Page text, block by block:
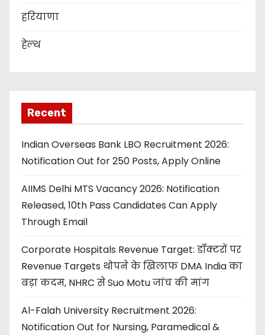
हरियाणा
हेल्थ
Recent
Indian Overseas Bank LBO Recruitment 2026:
Notification Out for 250 Posts, Apply Online
AIIMS Delhi MTS Vacancy 2026: Notification
Released, 10th Pass Candidates Can Apply
Through Email
Corporate Hospitals Revenue Target: डॉक्टरों पर
Revenue Targets थोपने के खिलाफ DMA India का
बड़ा कदम, NHRC से Suo Motu जांच की मांग
Al-Falah University Recruitment 2026:
Notification Out for Nursing, Paramedical &